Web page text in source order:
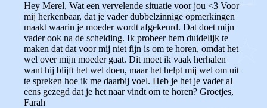
Hey Merel, Wat een vervelende situatie voor jou <3 Voor
mij herkenbaar, dat je vader dubbelzinnige opmerkingen
maakt waarin je moeder wordt afgekeurd. Dat doet mijn
vader ook na de scheiding. Ik probeer hem duidelijk te
maken dat dat voor mij niet fijn is om te horen, omdat het
wel over mijn moeder gaat. Dit moet ik vaak herhalen
want hij blijft het wel doen, maar het helpt mij wel om uit
te spreken hoe ik me daarbij voel. Heb je het je vader al
eens gezegd dat je het naar vindt om te horen? Groetjes,
Farah